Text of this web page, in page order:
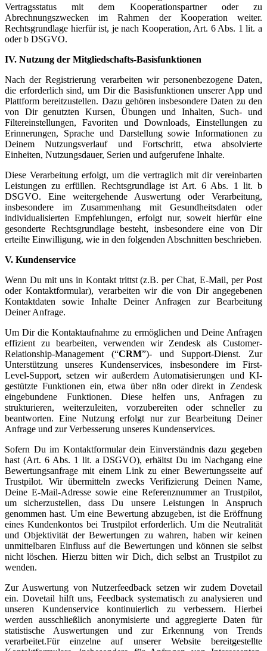
Vertragsstatus mit dem Kooperationspartner oder zu
Abrechnungszwecken im Rahmen der Kooperation weiter.
Rechtsgrundlage hierfür ist, je nach Kooperation, Art. 6 Abs. 1 lit. a
oder b DSGVO.
IV. Nutzung der Mitgliedschafts-Basisfunktionen
Nach der Registrierung verarbeiten wir personenbezogene Daten,
die erforderlich sind, um Dir die Basisfunktionen unserer App und
Plattform bereitzustellen. Dazu gehören insbesondere Daten zu den
von Dir genutzten Kursen, Übungen und Inhalten, Such- und
Filtereinstellungen, Favoriten und Downloads, Einstellungen zu
Erinnerungen, Sprache und Darstellung sowie Informationen zu
Deinem Nutzungsverlauf und Fortschritt, etwa absolvierte
Einheiten, Nutzungsdauer, Serien und aufgerufene Inhalte.
Diese Verarbeitung erfolgt, um die vertraglich mit dir vereinbarten
Leistungen zu erfüllen. Rechtsgrundlage ist Art. 6 Abs. 1 lit. b
DSGVO. Eine weitergehende Auswertung oder Verarbeitung,
insbesondere im Zusammenhang mit Gesundheitsdaten oder
individualisierten Empfehlungen, erfolgt nur, soweit hierfür eine
gesonderte Rechtsgrundlage besteht, insbesondere eine von Dir
erteilte Einwilligung, wie in den folgenden Abschnitten beschrieben.
V. Kundenservice
Wenn Du mit uns in Kontakt trittst (z.B. per Chat, E-Mail, per Post
oder Kontaktformular), verarbeiten wir die von Dir angegebenen
Kontaktdaten sowie Inhalte Deiner Anfragen zur Bearbeitung
Deiner Anfrage.
Um Dir die Kontaktaufnahme zu ermöglichen und Deine Anfragen
effizient zu bearbeiten, verwenden wir Zendesk als Customer-
Relationship-Management (“CRM”)- und Support-Dienst. Zur
Unterstützung unseres Kundenservices, insbesondere im First-
Level-Support, setzen wir außerdem Automatisierungen und KI-
gestützte Funktionen ein, etwa über n8n oder direkt in Zendesk
eingebundene Funktionen. Diese helfen uns, Anfragen zu
strukturieren, weiterzuleiten, vorzubereiten oder schneller zu
beantworten. Eine Nutzung erfolgt nur zur Bearbeitung Deiner
Anfrage und zur Verbesserung unseres Kundenservices.
Sofern Du im Kontaktformular dein Einverständnis dazu gegeben
hast (Art. 6 Abs. 1 lit. a DSGVO), erhältst Du im Nachgang eine
Bewertungsanfrage mit einem Link zu einer Bewertungsseite auf
Trustpilot. Wir übermitteln zwecks Verifizierung Deinen Name,
Deine E-Mail-Adresse sowie eine Referenznummer an Trustpilot,
um sicherzustellen, dass Du unsere Leistungen in Anspruch
genommen hast. Um eine Bewertung abzugeben, ist die Eröffnung
eines Kundenkontos bei Trustpilot erforderlich. Um die Neutralität
und Objektivität der Bewertungen zu wahren, haben wir keinen
unmittelbaren Einfluss auf die Bewertungen und können sie selbst
nicht löschen. Hierzu bitten wir Dich, dich selbst an Trustpilot zu
wenden.
Zur Auswertung von Nutzerfeedback setzen wir zudem Dovetail
ein. Dovetail hilft uns, Feedback systematisch zu analysieren und
unseren Kundenservice kontinuierlich zu verbessern. Hierbei
werden ausschließlich anonymisierte und aggregierte Daten für
statistische Auswertungen und zur Erkennung von Trends
verarbeitet.Für einzelne auf unserer Website bereitgestellte